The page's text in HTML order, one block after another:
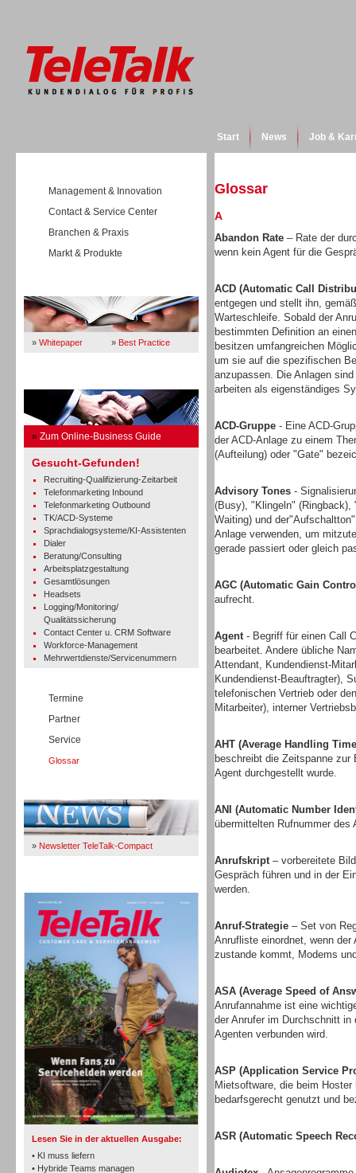
Start News Job &
Management & Innovation
Contact & Service Center
Branchen & Praxis
Markt & Produkte
» Whitepaper » Best Practice
» Zum Online-Business Guide
Gesucht-Gefunden!
Recruiting-Qualifizierung-Zeitarbeit
Telefonmarketing Inbound
Telefonmarketing Outbound
TK/ACD-Systeme
Sprachdialogsysteme/KI-Assistenten
Dialer
Beratung/Consulting
Arbeitsplatzgestaltung
Gesamtlösungen
Headsets
Logging/Monitoring/
Qualitätssicherung
Contact Center u. CRM Software
Workforce-Management
Mehrwertdienste/Servicenummern
Termine
Partner
Service
Glossar
» Newsletter TeleTalk-Compact
Lesen Sie in der aktuellen Ausgabe:
• KI muss liefern
• Hybride Teams managen
TK- und ACD-Systeme
Glossar
A
Abandon Rate – Rate der
wenn kein Agent für die
ACD (Automatic Call
entgegen und stellt ihn,
Warteschleife. Sobald der
bestimmten Definition an
besitzen umfangreichen
um sie auf die spezifischen
anzupassen. Die Anlagen
arbeiten als eigenständiges
ACD-Gruppe - Eine ACD-
der ACD-Anlage zu einem
(Aufteilung) oder "Gate"
Advisory Tones -
(Busy), "Klingeln"
Waiting) und
Anlage verwenden, um
gerade passiert oder gleich
AGC (Automatic Gain
aufrecht.
Agent- Begriff für einen Call
bearbeitet. Andere übliche
Attendant, Kundendienst-
Kundendienst-Beauftragter),
telefonischen Vertrieb oder
Mitarbeiter), interner
AHT (Average Handling
beschreibt die Zeitspanne
Agent durchgestellt wurde.
ANI (Automatic Number
übermittelten Rufnummer des
Anrufskript– vorbereitete
Gespräch führen und in der
werden.
Anruf-Strategie – Set von
Anrufliste einordnet, wenn
zustande kommt, Modems
ASA (Average Speed of
Anrufannahme ist eine
der Anrufer im Durchschnitt
Agenten verbunden wird.
ASP (Application Service
Mietsoftware, die beim
bedarfsgerecht genutzt und
ASR (Automatic Speech